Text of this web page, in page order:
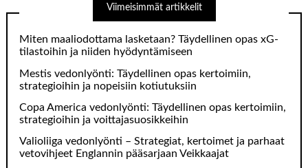
Viimeisimmät artikkelit
Miten maaliodottama lasketaan? Täydellinen opas xG-
tilastoihin ja niiden hyödyntämiseen
Mestis vedonlyönti: Täydellinen opas kertoimiin,
strategioihin ja nopeisiin kotiutuksiin
Copa America vedonlyönti: Täydellinen opas kertoimiin,
strategioihin ja voittajasuosikkeihin
Valioliiga vedonlyönti – Strategiat, kertoimet ja parhaat
vetovihjeet Englannin pääsarjaan Veikkaajat